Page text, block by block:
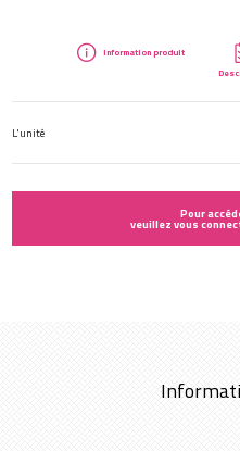
Information produit
L'unité
Pour
veuillez vous